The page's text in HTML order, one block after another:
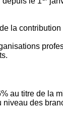
la
au titre de la
des